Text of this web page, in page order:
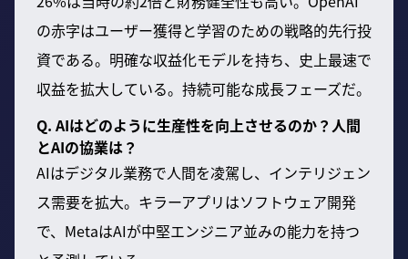
の赤字はユーザー獲得と学習のための戦略的先行投
資である。明確な収益化モデルを持ち、史上最速で
収益を拡大している。持続可能な成長フェーズだ。
Q. AIはどのように生産性を向上させるのか？人間
とAIの協業は？
AIはデジタル業務で人間を凌駕し、インテリジェン
ス需要を拡大。キラーアプリはソフトウェア開発
で、MetaはAIが中堅エンジニア並みの能力を持つ